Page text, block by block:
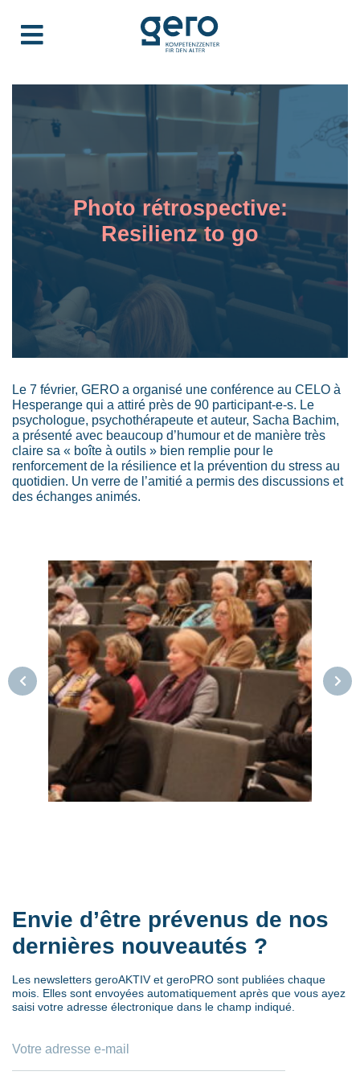
Photo rétrospective:
Resilienz to go
Le 7 février, GERO a organisé une conférence au CELO à
Hesperange qui a attiré près de 90 participant-e-s. Le
psychologue, psychothérapeute et auteur, Sacha Bachim,
a présenté avec beaucoup d’humour et de manière très
claire sa « boîte à outils » bien remplie pour le
renforcement de la résilience et la prévention du stress au
quotidien. Un verre de l’amitié a permis des discussions et
des échanges animés.
Envie d’être prévenus de nos
dernières nouveautés ?
Les newsletters geroAKTIV et geroPRO sont publiées chaque
mois. Elles sont envoyées automatiquement après que vous ayez
saisi votre adresse électronique dans le champ indiqué.